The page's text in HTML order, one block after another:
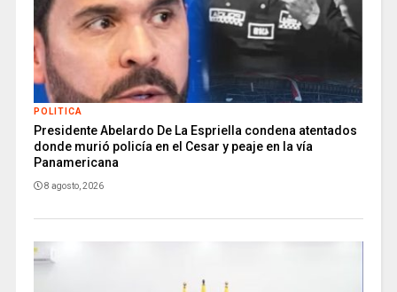
POLITICA
Presidente Abelardo De La Espriella condena atentados
donde murió policía en el Cesar y peaje en la vía
Panamericana
8 agosto, 2026